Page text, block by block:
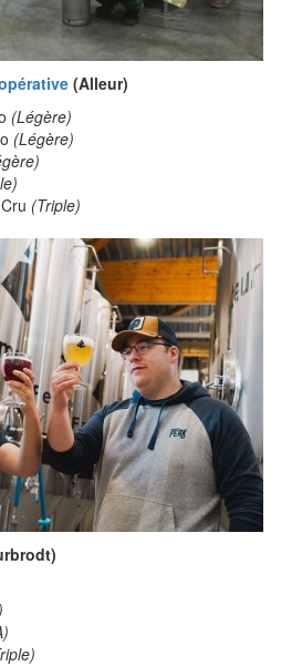
(Alleur)
(Légère)
(Légère)
(Triple)